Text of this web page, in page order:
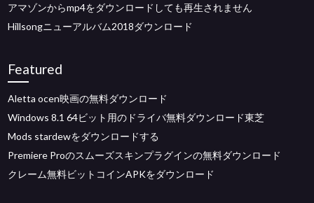
アマゾンからmp4をダウンロードしても再生されません
Hillsongニューアルバム2018ダウンロード
Featured
Aletta ocen映画の無料ダウンロード
Windows 8.1 64ビット用のドライバ無料ダウンロード東芝
Mods stardewをダウンロードする
Premiere Proのスムーズスキンプラグインの無料ダウンロード
クレーム無料ビットコインAPKをダウンロード